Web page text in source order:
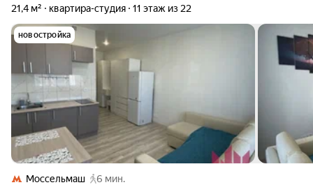
21,4 м² квартира-студия 11 этаж из 22
новостройка
Моссельмаш
6 мин.